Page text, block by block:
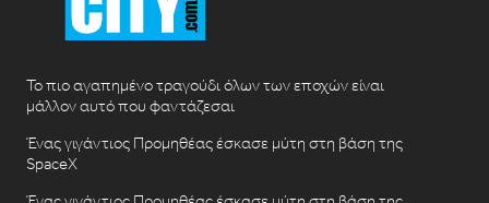
Το πιο αγαπημένο τραγούδι όλων των εποχών είναι
μάλλον αυτό που φαντάζεσαι
Ένας γιγάντιος Προμηθέας έσκασε μύτη στη βάση της
SpaceX